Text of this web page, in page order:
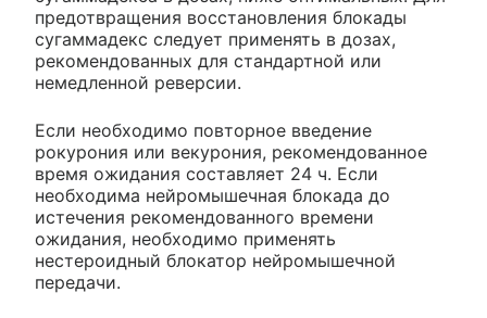
предотвращения восстановления блокады
сугаммадекс следует применять в дозах,
рекомендованных для стандартной или
немедленной реверсии.
Если необходимо повторное введение
рокурония или векурония, рекомендованное
время ожидания составляет 24 ч. Если
необходима нейромышечная блокада до
истечения рекомендованного времени
ожидания, необходимо применять
нестероидный блокатор нейромышечной
передачи.